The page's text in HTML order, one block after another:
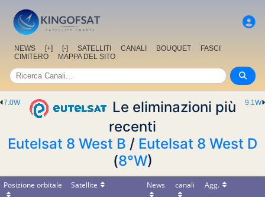
NEWS [+] [-] SATELLITI CANALI BOUQUET
FASCI
CIMITERO
MAPPA DEL SITO
9.1W
7.0W
Le eliminazioni più
recenti
Eutelsat 8 West B / Eutelsat 8 West D
(8°W)
Posizione orbitale Satellite News canali Agg.